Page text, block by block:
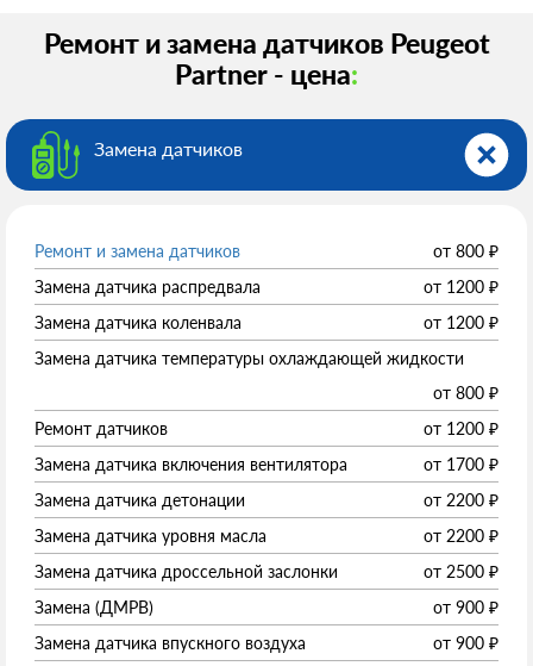
Ремонт и замена датчиков Peugeot
Partner - цена:
Замена датчиков
Ремонт и замена датчиков от 800 ₽
Замена датчика распредвала
от 1200 ₽
Замена датчика коленвала
от 1200 ₽
Замена датчика температуры охлаждающей жидкости
от 800 ₽
Ремонт датчиков
от 1200 ₽
Замена датчика включения вентилятора
от 1700 ₽
Замена датчика детонации
от 2200 ₽
Замена датчика уровня масла
от 2200 ₽
Замена датчика дроссельной заслонки
от 2500 ₽
Замена (ДМРВ)
от 900 ₽
Замена датчика впускного воздуха
от 900 ₽